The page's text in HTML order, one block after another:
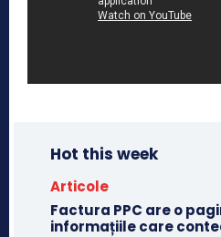
Hot this week
Articole
Factura PPC are o
informațiile care